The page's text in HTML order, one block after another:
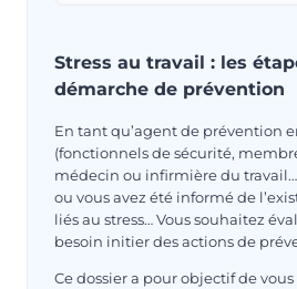
Stress au travail : les
démarche de prévention
En tant qu’agent de prévention
(fonctionnels de sécurité,
médecin ou infirmière du
ou vous avez été informé de
liés au stress… Vous souhaitez
besoin initier des actions de
Ce dossier a pour objectif de